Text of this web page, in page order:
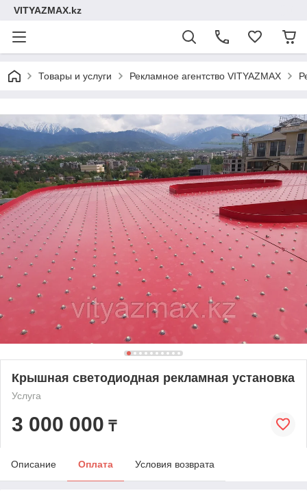
VITYAZMAX.kz
Товары и услуги Рекламное агентство VITYAZMAX
Крышная светодиодная рекламная установка
Услуга
3 000 000 ₸
Описание Оплата Условия возврата